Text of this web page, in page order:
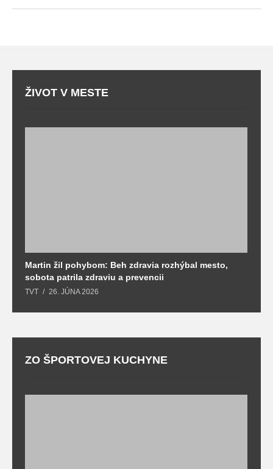
ŽIVOT V MESTE
Martin žil pohybom: Beh zdravia rozhýbal mesto,
sobota patrila zdraviu a prevencii
TVT 26. JÚNA 2026
ZO ŠPORTOVEJ KUCHYNE